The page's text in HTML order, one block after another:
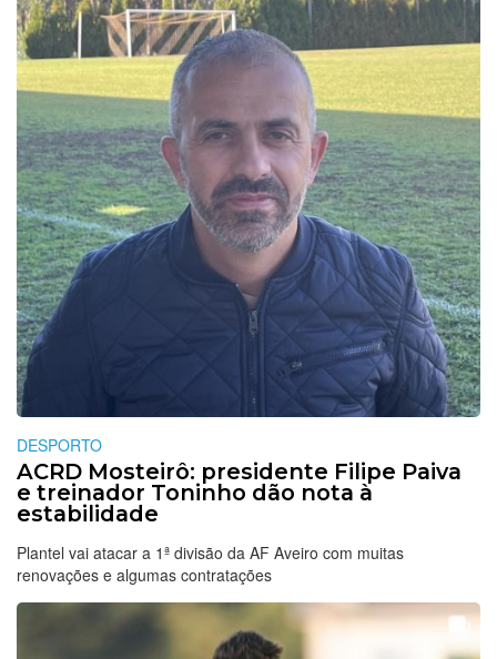
DESPORTO
ACRD Mosteirô: presidente Filipe Paiva
e treinador Toninho dão nota à
estabilidade
Plantel vai atacar a 1ª divisão da AF Aveiro com muitas
renovações e algumas contratações